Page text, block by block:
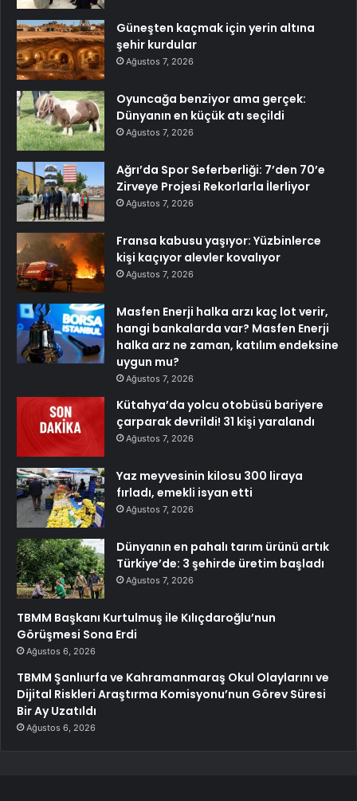
Güneşten kaçmak için yerin altına
şehir kurdular
Ağustos 7, 2026
Oyuncağa benziyor ama gerçek:
Dünyanın en küçük atı seçildi
Ağustos 7, 2026
Ağrı’da Spor Seferberliği: 7’den 70’e
Zirveye Projesi Rekorlarla İlerliyor
Ağustos 7, 2026
Fransa kabusu yaşıyor: Yüzbinlerce
kişi kaçıyor alevler kovalıyor
Ağustos 7, 2026
Masfen Enerji halka arzı kaç lot verir,
hangi bankalarda var? Masfen Enerji
halka arz ne zaman, katılım endeksine
uygun mu?
Ağustos 7, 2026
Kütahya’da yolcu otobüsü bariyere
çarparak devrildi! 31 kişi yaralandı
Ağustos 7, 2026
Yaz meyvesinin kilosu 300 liraya
fırladı, emekli isyan etti
Ağustos 7, 2026
Dünyanın en pahalı tarım ürünü artık
Türkiye’de: 3 şehirde üretim başladı
Ağustos 7, 2026
TBMM Başkanı Kurtulmuş ile Kılıçdaroğlu’nun
Görüşmesi Sona Erdi
Ağustos 6, 2026
TBMM Şanlıurfa ve Kahramanmaraş Okul Olaylarını ve
Dijital Riskleri Araştırma Komisyonu’nun Görev Süresi
Bir Ay Uzatıldı
Ağustos 6, 2026